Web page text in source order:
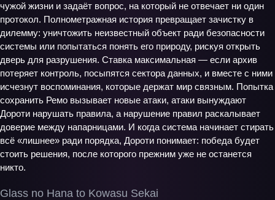
Glass no Hana to Kowasu Sekai
чужой жизни и задаёт вопрос, на который не отвечает ни один
протокол. Полнометражная история превращает зачистку в
дилемму: уничтожить неизвестный объект ради безопасности
системы или попытаться понять его природу, рискуя открыть
дверь для разрушения. Ставка максимальная — если архив
потеряет контроль, посыпятся сектора данных, и вместе с ними
исчезнут воспоминания, которые держат мир связным. Попытка
сохранить Ремо вызывает новые атаки, атаки вынуждают
Дороти нарушать правила, а нарушение правил раскалывает
доверие между напарницами. И когда система начинает стирать
всё «лишнее» ради порядка, Дороти понимает: победа будет
стоить решения, после которого прежним уже не останется
никто.